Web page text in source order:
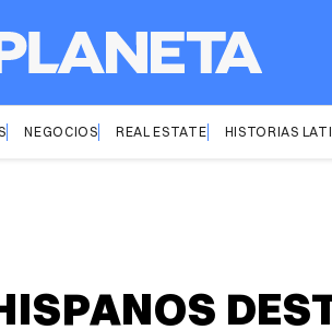
NEGOCIOS REAL ESTATE HISTORIAS